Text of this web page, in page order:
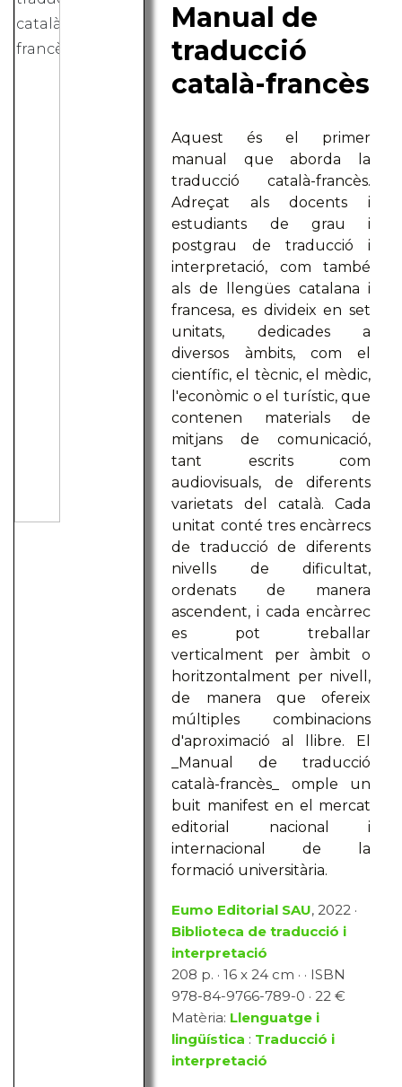
Manual de
traducció
català-francès
Aquest és el primer
manual que aborda la
traducció català-francès.
Adreçat als docents i
estudiants de grau i
postgrau de traducció i
interpretació, com també
als de llengües catalana i
francesa, es divideix en set
unitats, dedicades a
diversos àmbits, com el
científic, el tècnic, el mèdic,
l'econòmic o el turístic, que
contenen materials de
mitjans de comunicació,
tant escrits com
audiovisuals, de diferents
varietats del català. Cada
unitat conté tres encàrrecs
de traducció de diferents
nivells de dificultat,
ordenats de manera
ascendent, i cada encàrrec
es pot treballar
verticalment per àmbit o
horitzontalment per nivell,
de manera que ofereix
múltiples combinacions
d'aproximació al llibre. El
_Manual de traducció
català-francès_ omple un
buit manifest en el mercat
editorial nacional i
internacional de la
formació universitària.
Eumo Editorial SAU, 2022 ·
Biblioteca de traducció i
interpretació
208 p. · 16 x 24 cm · · ISBN
978-84-9766-789-0 · 22 €
Matèria: Llenguatge i
lingüística : Traducció i
interpretació